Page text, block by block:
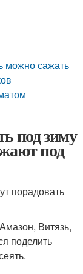
можно сажать
под зиму
под
порадовать
Витязь,
поделить